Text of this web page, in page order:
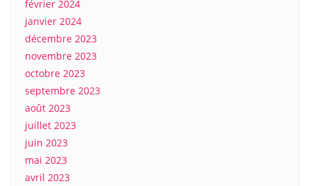
février 2024
janvier 2024
décembre 2023
novembre 2023
octobre 2023
septembre 2023
août 2023
juillet 2023
juin 2023
mai 2023
avril 2023